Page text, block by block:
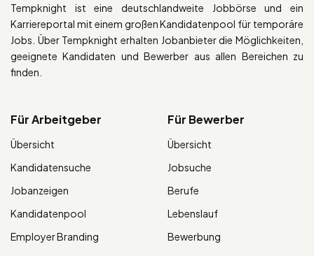
Tempknight ist eine deutschlandweite Jobbörse und ein
Karriereportal mit einem großen Kandidatenpool für temporäre
Jobs. Über Tempknight erhalten Jobanbieter die Möglichkeiten,
geeignete Kandidaten und Bewerber aus allen Bereichen zu
finden.
Für Arbeitgeber
Übersicht
Kandidatensuche
Jobanzeigen
Kandidatenpool
Employer Branding
Für Bewerber
Übersicht
Jobsuche
Berufe
Lebenslauf
Bewerbung